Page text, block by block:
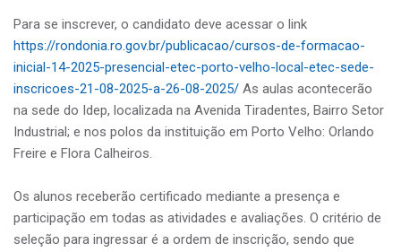
Para se inscrever, o candidato deve acessar o link
https://rondonia.ro.gov.br/publicacao/cursos-de-formacao-
inicial-14-2025-presencial-etec-porto-velho-local-etec-sede-
inscricoes-21-08-2025-a-26-08-2025/ As aulas acontecerão
na sede do Idep, localizada na Avenida Tiradentes, Bairro Setor
Industrial; e nos polos da instituição em Porto Velho: Orlando
Freire e Flora Calheiros.
Os alunos receberão certificado mediante a presença e
participação em todas as atividades e avaliações. O critério de
seleção para ingressar é a ordem de inscrição, sendo que